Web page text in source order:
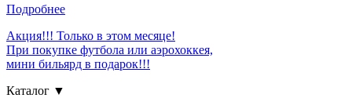
Подробнее
Акция!!! Только в этом месяце!
При покупке футбола или аэрохоккея,
мини бильярд в подарок!!!
Каталог ▼